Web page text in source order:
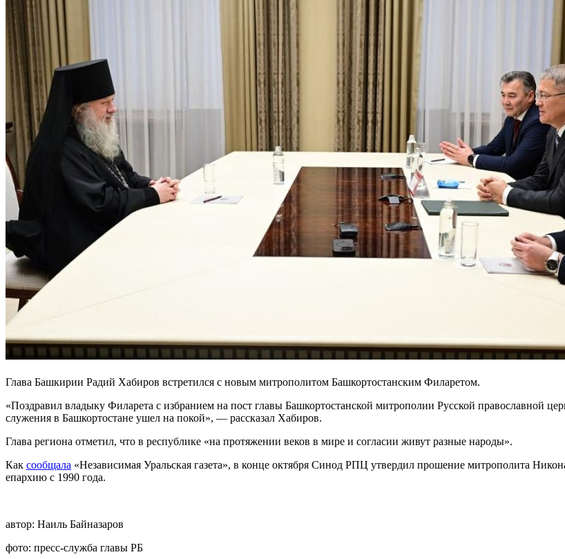
Глава Башкирии Радий Хабиров встретился с новым митрополитом Башкортостанским Филаретом.
«Поздравил владыку Филарета с избранием на пост главы Башкортостанской митрополии Русской православной
служения в Башкортостане ушел на покой», — рассказал Хабиров.
Глава региона отметил, что в республике «на протяжении веков в мире и согласии живут разные народы».
Как сообщала «Независимая Уральская газета», в конце октября Синод РПЦ утвердил прошение митрополита
епархию с 1990 года.
автор: Наиль Байназаров
фото: пресс-служба главы РБ